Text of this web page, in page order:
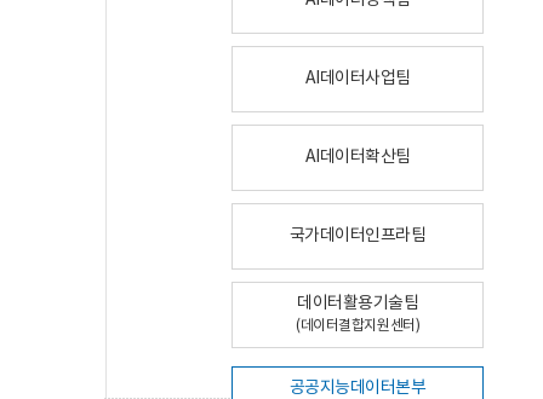
AI데이터사업팀
AI데이터확산팀
국가데이터인프라팀
데이터활용기술팀
(데이터결합지원센터)
공공지능데이터본부